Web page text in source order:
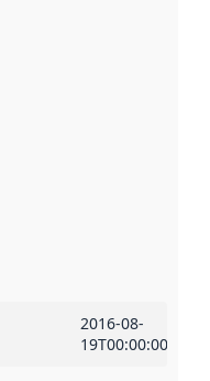
2016-08-
19T00:00:00Z